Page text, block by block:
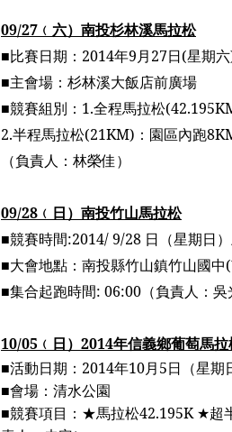
09/27 ﹙ 六） 南投杉林溪馬拉松
■比賽日期： 2014年9月27日(星期六
■主會場：杉林溪大飯店前廣場
■競賽組別： 1.全程馬拉松
2.半程馬拉松(21KM) ：園區內跑
（負責人：林榮佳）
09/28 ﹙ 日） 南投竹山馬拉松
■競賽時間:2014/ 9/28 日（星期日
■大會地點：南投縣竹山鎮竹山國中(
■集合起跑時間: 06:00 （負責人：吳
10/05 ﹙ 日） 2014年信義鄉葡萄馬拉
■活動日期： 2014年10月5日（星期
■會場：清水公園
■競賽項目：★馬拉松42.195K ★超